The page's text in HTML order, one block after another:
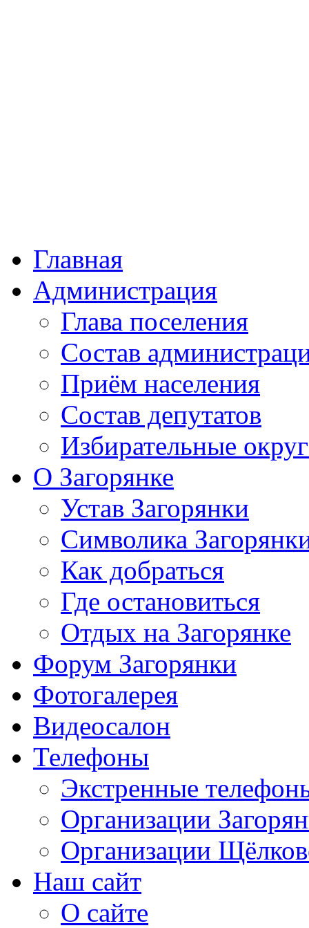
Главная
Администрация
Глава поселения
Состав
Приём населения
Состав депутатов
Избирательные
О Загорянке
Устав Загорянки
Символика
Как добраться
Где остановиться
Отдых на Загорянке
Форум Загорянки
Фотогалерея
Видеосалон
Телефоны
Экстренные
Организации
Организации
Наш сайт
О сайте